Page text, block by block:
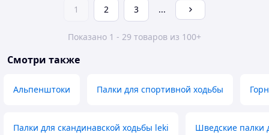
1 2 3 ...
Показано 1 - 29 товаров из 100+
Смотри также
Альпенштоки Палки для спортивной ходьбы
Палки для скандинавской ходьбы leki Шведские палки